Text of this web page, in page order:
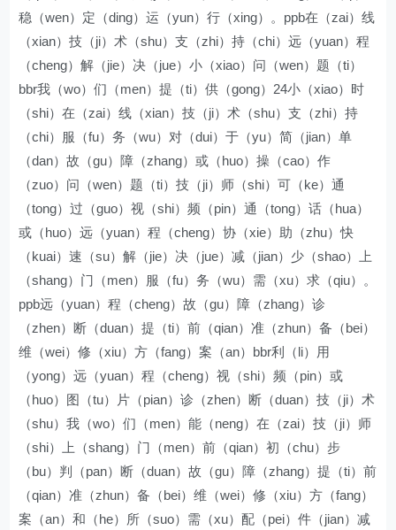
稳（wen）定（ding）运（yun）行（xing）。ppb在（zai）线
（xian）技（ji）术（shu）支（zhi）持（chi）远（yuan）程
（cheng）解（jie）决（jue）小（xiao）问（wen）题（ti）
bbr我（wo）们（men）提（ti）供（gong）24小（xiao）时
（shi）在（zai）线（xian）技（ji）术（shu）支（zhi）持
（chi）服（fu）务（wu）对（dui）于（yu）简（jian）单
（dan）故（gu）障（zhang）或（huo）操（cao）作
（zuo）问（wen）题（ti）技（ji）师（shi）可（ke）通
（tong）过（guo）视（shi）频（pin）通（tong）话（hua）
或（huo）远（yuan）程（cheng）协（xie）助（zhu）快
（kuai）速（su）解（jie）决（jue）减（jian）少（shao）上
（shang）门（men）服（fu）务（wu）需（xu）求（qiu）。
ppb远（yuan）程（cheng）故（gu）障（zhang）诊
（zhen）断（duan）提（ti）前（qian）准（zhun）备（bei）
维（wei）修（xiu）方（fang）案（an）bbr利（li）用
（yong）远（yuan）程（cheng）视（shi）频（pin）或
（huo）图（tu）片（pian）诊（zhen）断（duan）技（ji）术
（shu）我（wo）们（men）能（neng）在（zai）技（ji）师
（shi）上（shang）门（men）前（qian）初（chu）步
（bu）判（pan）断（duan）故（gu）障（zhang）提（ti）前
（qian）准（zhun）备（bei）维（wei）修（xiu）方（fang）
案（an）和（he）所（suo）需（xu）配（pei）件（jian）减